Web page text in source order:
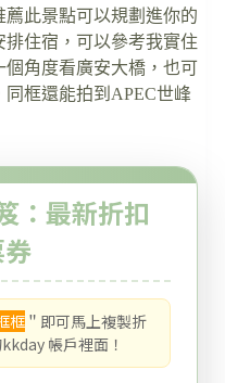
此景點可以規劃進你的
排住宿，可以參考我實住
個角度看廣安大橋，也可
同框還能拍到APEC世峰
：最新折扣
框 ＂即可馬上複製折
帳戶裡面！